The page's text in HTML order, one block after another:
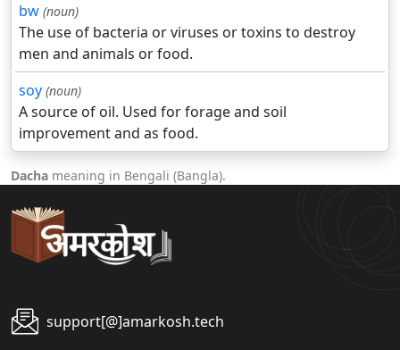
bw (noun)
The use of bacteria or viruses or toxins to destroy
men and animals or food.
soy (noun)
A source of oil. Used for forage and soil
improvement and as food.
Dacha meaning in Bengali (Bangla).
support[@]amarkosh.tech